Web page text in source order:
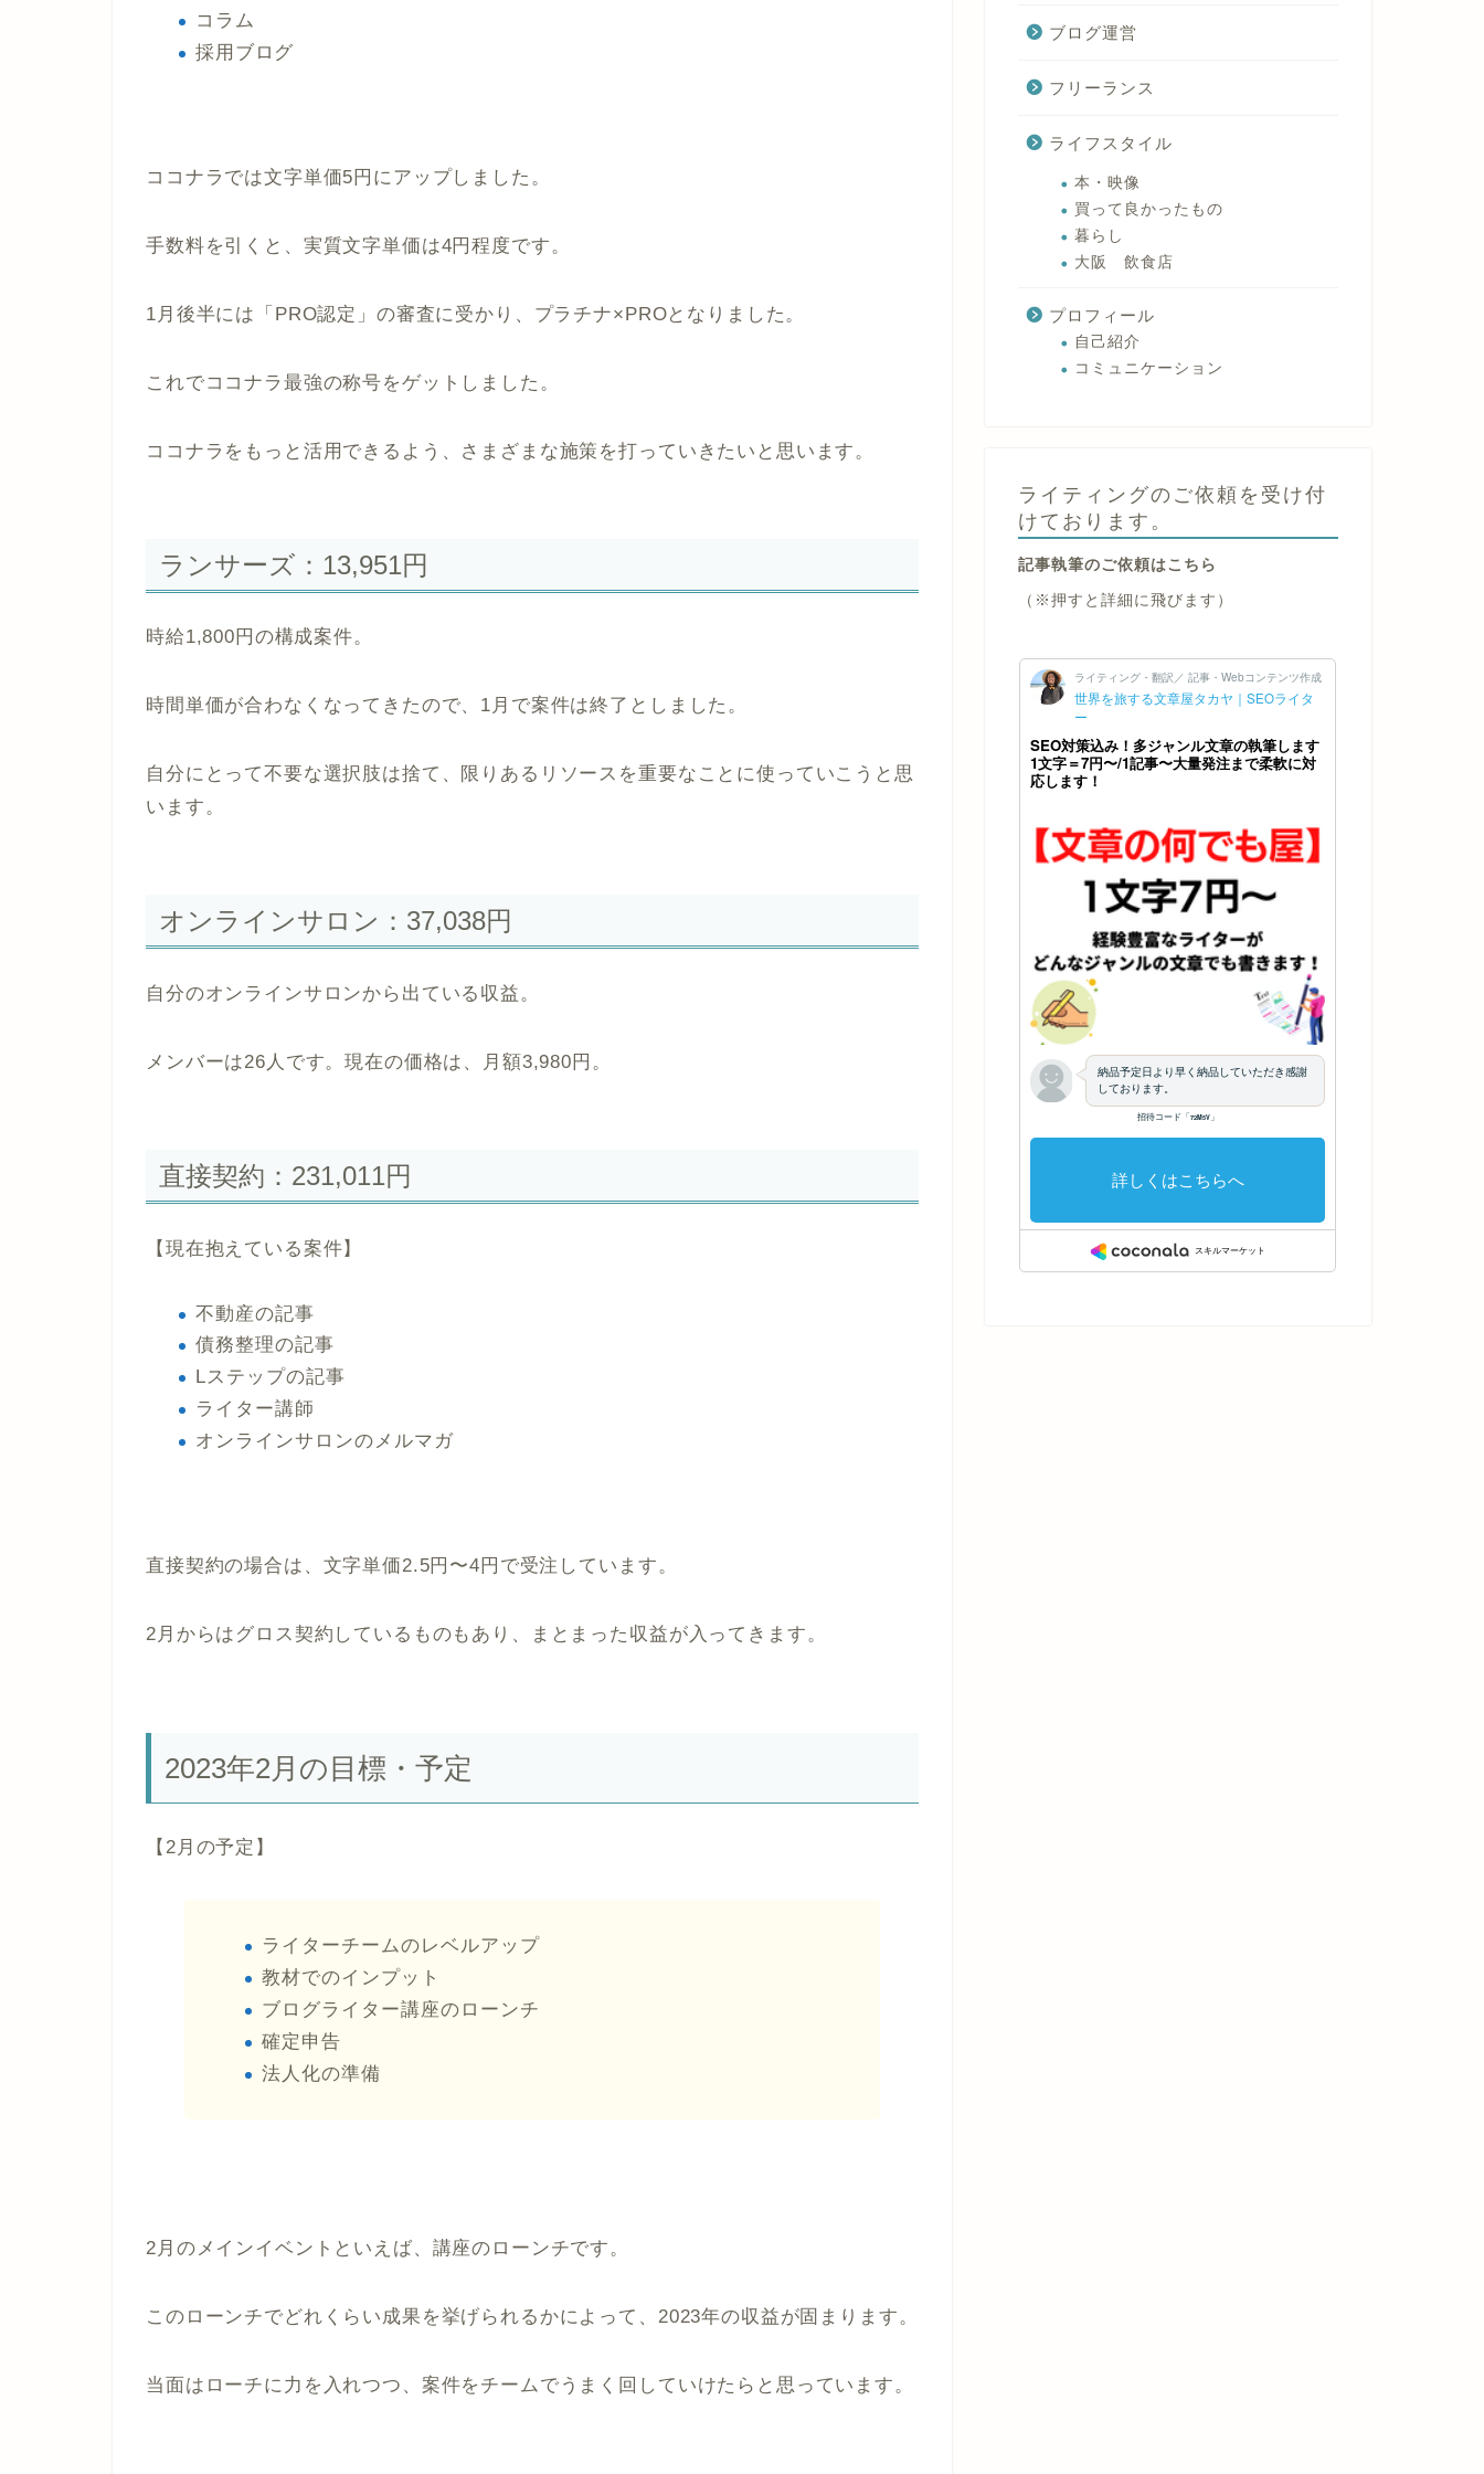
コラム
採用ブログ
ココナラでは文字単価5円にアップしました。
手数料を引くと、実質文字単価は4円程度です。
1月後半には「PRO認定」の審査に受かり、プラチナ×PROとなりました。
これでココナラ最強の称号をゲットしました。
ココナラをもっと活用できるよう、さまざまな施策を打っていきたいと思います。
ランサーズ：13,951円
時給1,800円の構成案件。
時間単価が合わなくなってきたので、1月で案件は終了としました。
自分にとって不要な選択肢は捨て、限りあるリソースを重要なことに使っていこうと思
います。
オンラインサロン：37,038円
自分のオンラインサロンから出ている収益。
メンバーは26人です。現在の価格は、月額3,980円。
直接契約：231,011円
【現在抱えている案件】
不動産の記事
債務整理の記事
Lステップの記事
ライター講師
オンラインサロンのメルマガ
直接契約の場合は、文字単価2.5円〜4円で受注しています。
2月からはグロス契約しているものもあり、まとまった収益が入ってきます。
2023年2月の目標・予定
【2月の予定】
ライターチームのレベルアップ
教材でのインプット
ブログライター講座のローンチ
確定申告
法人化の準備
2月のメインイベントといえば、講座のローンチです。
このローンチでどれくらい成果を挙げられるかによって、2023年の収益が固まります。
当面はローチに力を入れつつ、案件をチームでうまく回していけたらと思っています。
ブログ運営
フリーランス
ライフスタイル
本・映像
買って良かったもの
暮らし
大阪 飲食店
プロフィール
自己紹介
コミュニケーション
ライティングのご依頼を受け付
けております。
記事執筆のご依頼はこちら
（※押すと詳細に飛びます）